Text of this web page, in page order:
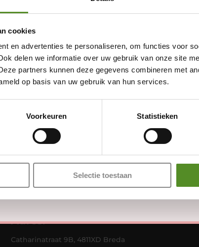
cookies
en advertenties te personaliseren, om functies voor
delen we informatie over uw gebruik van onze site
partners kunnen deze gegevens combineren met
op basis van uw gebruik van hun services.
Voorkeuren Statistieken
Selectie toestaan
Adres:
Catharinatraat 9B, 4811XD Breda
Showroom Breda
Donderdag 12:00 – 17:00
Vrijdag 12:00 – 17:00
Zaterdag 12:00 – 17:00
Zondag 12:00 – 17:00